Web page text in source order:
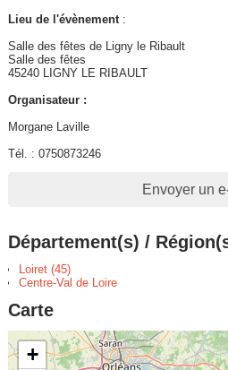
Lieu de l'évènement:
Salle des fêtes de Ligny le Ribault
Salle des fêtes
45240 LIGNY LE RIBAULT
Organisateur :
Morgane Laville
Tél. : 0750873246
Envoyer un
Département(s) /
Loiret (45)
Centre-Val de Loire
Carte
+